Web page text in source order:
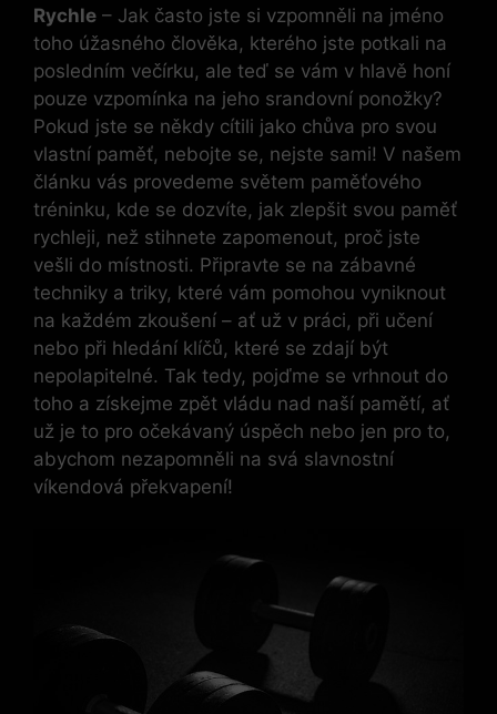
Rychle – Jak často jste si vzpomněli na jméno
toho úžasného člověka, kterého jste potkali na
posledním večírku, ale teď se vám v hlavě honí
pouze vzpomínka na jeho srandovní ponožky?
Pokud jste se někdy cítili jako chůva pro svou
vlastní paměť, nebojte se, nejste sami! V našem
článku vás provedeme světem paměťového
tréninku, kde se dozvíte, jak zlepšit svou paměť
rychleji, než stihnete zapomenout, proč jste
vešli do místnosti. Připravte se na zábavné
techniky a triky, které vám pomohou vyniknout
na každém zkoušení – ať už v práci, při učení
nebo při hledání klíčů, které se zdají být
nepolapitelné. Tak tedy, pojďme se vrhnout do
toho a získejme zpět vládu nad naší pamětí, ať
už je to pro očekávaný úspěch nebo jen pro to,
abychom nezapomněli na svá slavnostní
víkendová překvapení!